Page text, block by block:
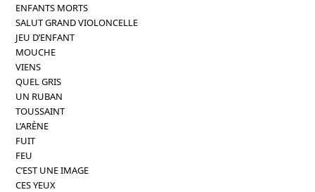
ENFANTS MORTS
SALUT GRAND VIOLONCELLE
JEU D’ENFANT
MOUCHE
VIENS
QUEL GRIS
UN RUBAN
TOUSSAINT
L’ARÈNE
FUIT
FEU
C’EST UNE IMAGE
CES YEUX